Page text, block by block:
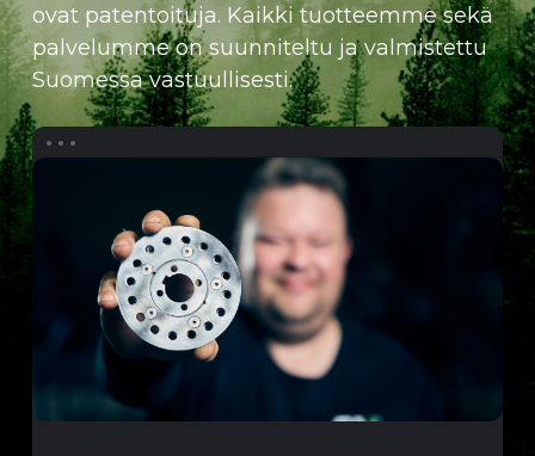
ovat patentoituja. Kaikki tuotteemme sekä
palvelumme on suunniteltu ja valmistettu
Suomessa vastuullisesti.
Vetopyörä